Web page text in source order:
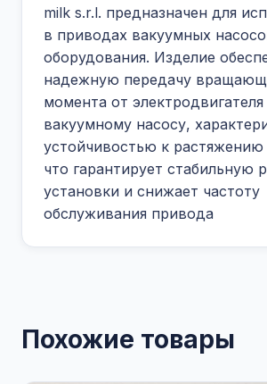
milk s.r.l. предназначен для
в приводах вакуумных
оборудования. Изделие
надежную передачу
момента от электродвигателя
вакуумному насосу,
устойчивостью к растяжению
что гарантирует стабильную
установки и снижает частоту
обслуживания привода
Похожие товары